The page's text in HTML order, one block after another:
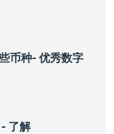
币种- 优秀数字
了解